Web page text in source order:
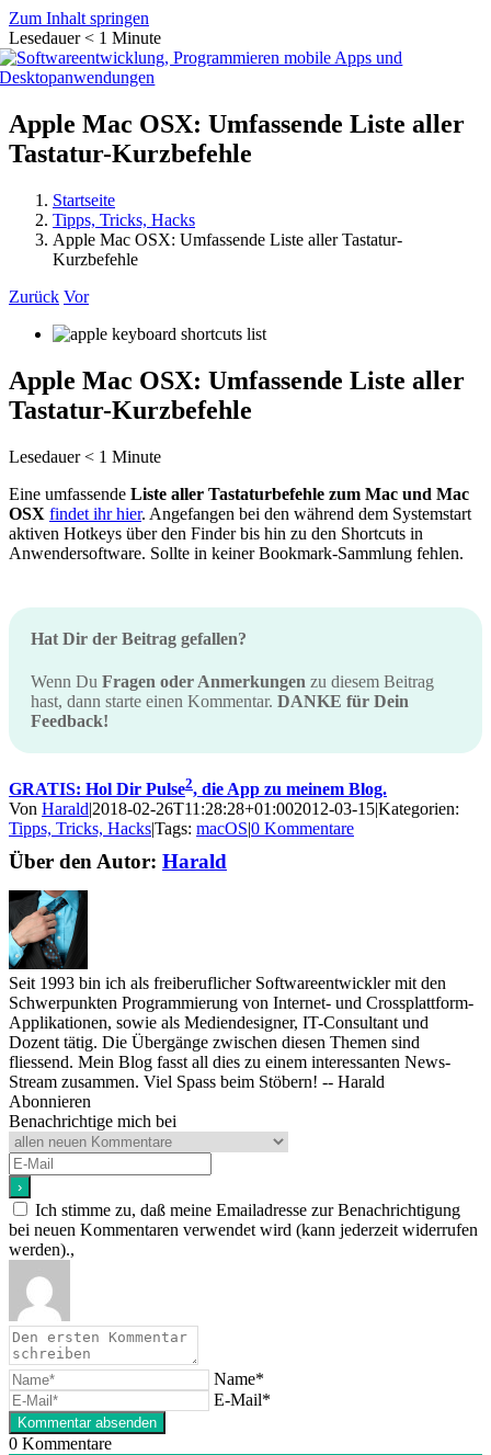
Zum Inhalt springen
Lesedauer < 1 Minute
Apple Mac OSX: Umfassende Liste aller
Tastatur-Kurzbefehle
Startseite
Tipps, Tricks, Hacks
Apple Mac OSX: Umfassende Liste aller Tastatur-
Kurzbefehle
Zurück Vor
Apple Mac OSX: Umfassende Liste aller
Tastatur-Kurzbefehle
Lesedauer < 1 Minute
Eine umfassende Liste aller Tastaturbefehle zum Mac und Mac
OSX findet ihr hier. Angefangen bei den während dem Systemstart
aktiven Hotkeys über den Finder bis hin zu den Shortcuts in
Anwendersoftware. Sollte in keiner Bookmark-Sammlung fehlen.
Hat Dir der Beitrag gefallen?
Wenn Du Fragen oder Anmerkungen zu diesem Beitrag
hast, dann starte einen Kommentar. DANKE für Dein
Feedback!
GRATIS: Hol Dir Pulse2, die App zu meinem Blog.
Von Harald|2018-02-26T11:28:28+01:002012-03-15|Kategorien:
Tipps, Tricks, Hacks|Tags: macOS|0 Kommentare
Über den Autor: Harald
Seit 1993 bin ich als freiberuflicher Softwareentwickler mit den
Schwerpunkten Programmierung von Internet- und Crossplattform-
Applikationen, sowie als Mediendesigner, IT-Consultant und
Dozent tätig. Die Übergänge zwischen diesen Themen sind
fliessend. Mein Blog fasst all dies zu einem interessanten News-
Stream zusammen. Viel Spass beim Stöbern! -- Harald
Abonnieren
Benachrichtige mich bei
Ich stimme zu, daß meine Emailadresse zur Benachrichtigung
bei neuen Kommentaren verwendet wird (kann jederzeit widerrufen
werden).,
Name*
E-Mail*
0 Kommentare